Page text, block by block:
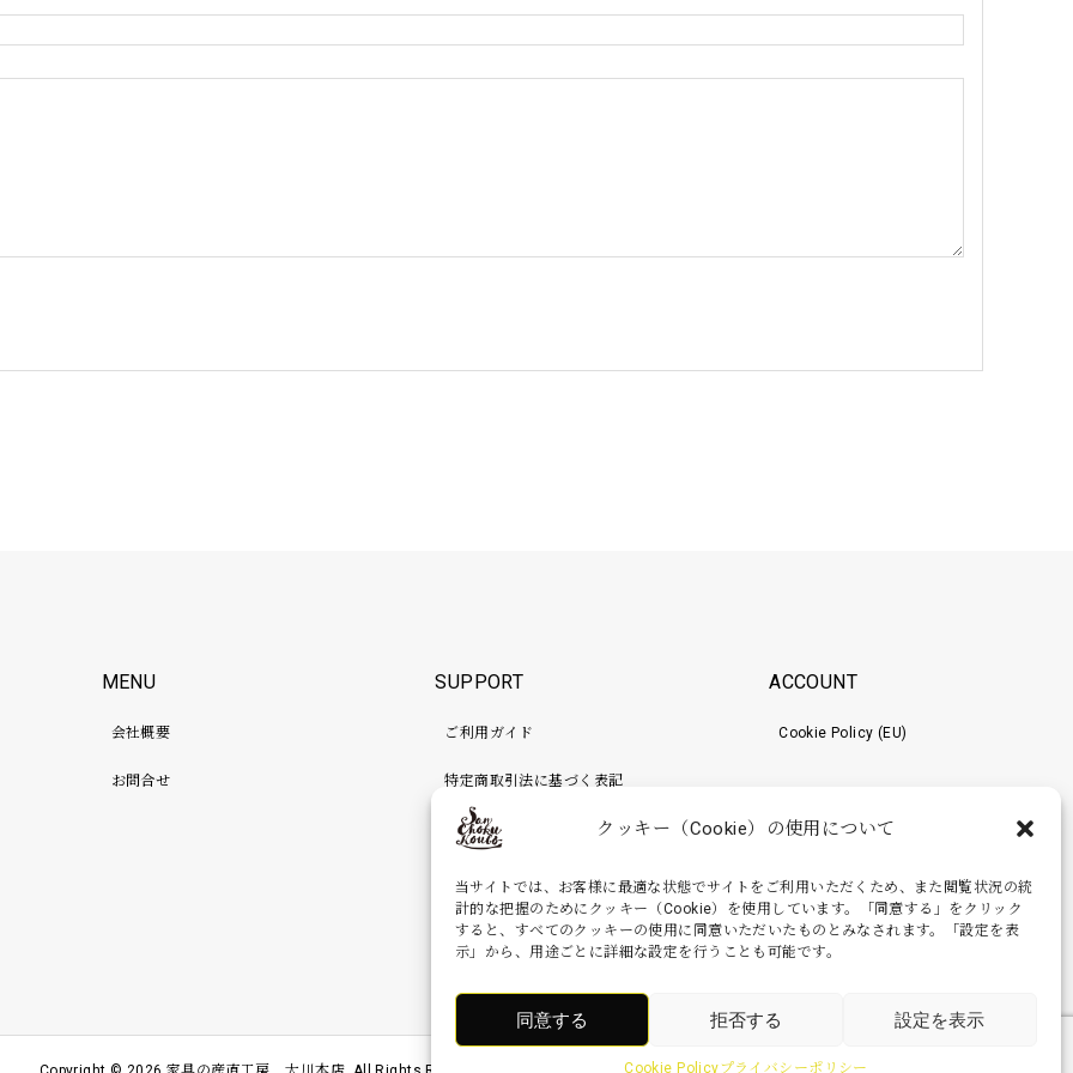
クッキー（Cookie）の使用について
当サイトでは、お客様に最適な状態でサイトをご利用いただくため、また閲覧状況の統
計的な把握のためにクッキー（Cookie）を使用しています。「同意する」をクリック
すると、すべてのクッキーの使用に同意いただいたものとみなされます。「設定を表
示」から、用途ごとに詳細な設定を行うことも可能です。
同意する 拒否する 設定を表示
Cookie Policyプライバシーポリシー
MENU
会社概要
お問合せ
SUPPORT
ご利用ガイド
特定商取引法に基づく表記
プライバシーポリシー
検品、補強、梱包工程
ACCOUNT
Cookie Policy (EU)